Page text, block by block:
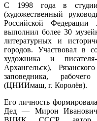
С 1998 года в студии
(художественный
Российской
выполнил более 30
литературных и
городов. Участвовал в
художника и
Архангельск),
заповедника,
(ЦНИИмаш, г. Королёв).
Его личность
Дед — Мирон Иванович